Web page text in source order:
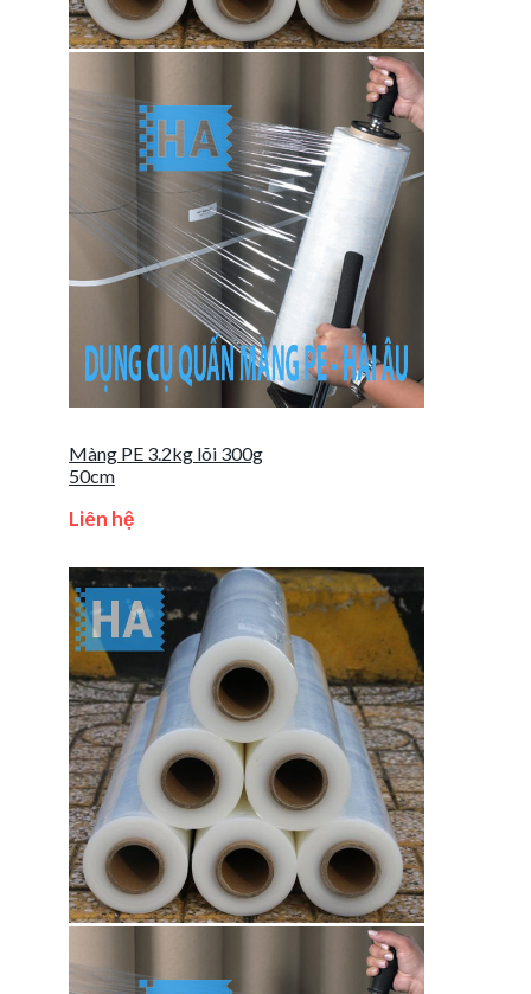
Màng PE 3.2kg lõi 300g
50cm
Liên hệ